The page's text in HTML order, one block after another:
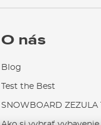
O nás
Blog
Test the Best
SNOWBOARD ZEZULA